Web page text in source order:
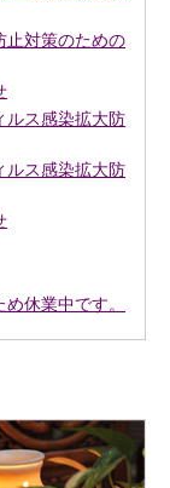
止対策のための
ルス感染拡大防
ルス感染拡大防
休業中です。